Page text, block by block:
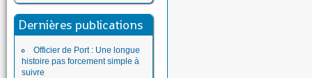
Dernières publications
Officier de Port : Une longue
histoire pas forcement simple à
suivre